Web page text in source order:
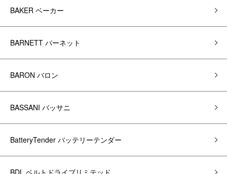
BAKER ベーカー
BARNETT バーネット
BARON バロン
BASSANI バッサニ
BatteryTender バッテリーテンダー
BDL ベルトドライブリミテッド